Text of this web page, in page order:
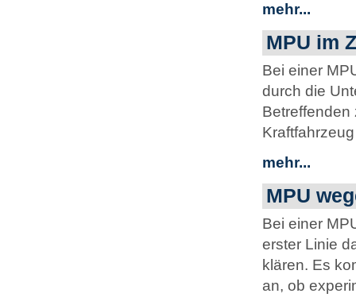
mehr...
MPU im
Bei einer
durch die
Betreffenden
mehr...
MPU
Bei einer
erster Linie
klären. Es
an, ob